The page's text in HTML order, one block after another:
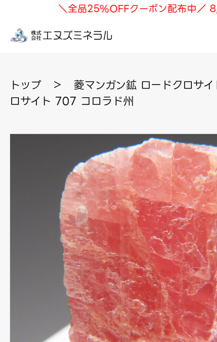
＼全品25%OFFクーポン配布中／
トップ ＞
菱マンガン鉱 ロードクロサイ
ロサイト 707 コロラド州